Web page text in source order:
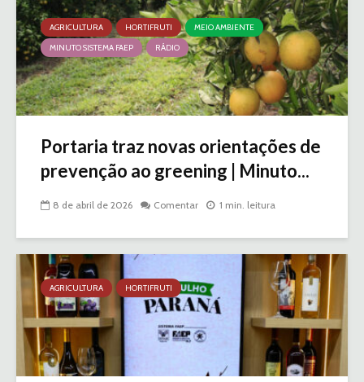
AGRICULTURA HORTIFRUTI
MEIO AMBIENTE
MINUTO SISTEMA FAEP
RÁDIO
Portaria traz novas orientações de
prevenção ao greening | Minuto...
8 de abril de 2026 Comentar 1 min. leitura
AGRICULTURA HORTIFRUTI